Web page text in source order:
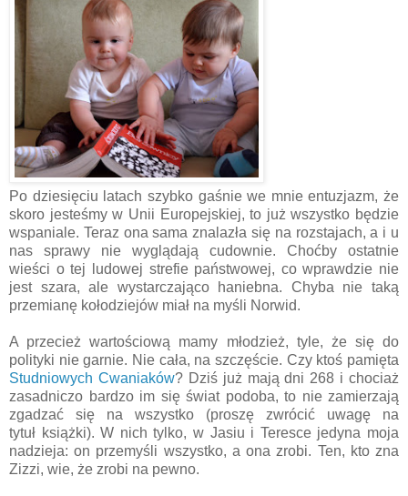
Po dziesięciu latach szybko gaśnie we mnie entuzjazm, że
skoro jesteśmy w Unii Europejskiej, to już wszystko będzie
wspaniale. Teraz ona sama znalazła się na rozstajach, a i u
nas sprawy nie wyglądają cudownie. Choćby ostatnie
wieści o tej ludowej strefie państwowej, co wprawdzie nie
jest szara, ale wystarczająco haniebna. Chyba nie taką
przemianę kołodziejów miał na myśli Norwid.
A przecież wartościową mamy młodzież, tyle, że się do
polityki nie garnie. Nie cała, na szczęście. Czy ktoś pamięta
Studniowych Cwaniaków? Dziś już mają dni 268 i chociaż
zasadniczo bardzo im się świat podoba, to nie zamierzają
zgadzać się na wszystko (proszę zwrócić uwagę na
tytuł książki). W nich tylko, w Jasiu i Teresce jedyna moja
nadzieja: on przemyśli wszystko, a ona zrobi. Ten, kto zna
Zizzi, wie, że zrobi na pewno.